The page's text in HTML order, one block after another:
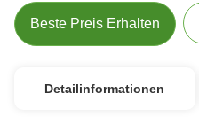
Beste Preis Erhalten
Detailinformationen